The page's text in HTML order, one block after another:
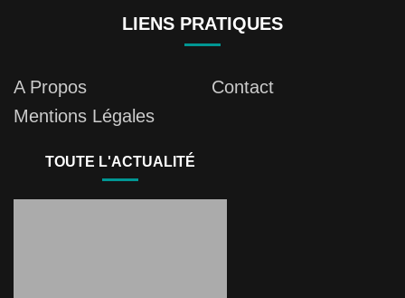
LIENS PRATIQUES
A Propos
Contact
Mentions Légales
TOUTE L'ACTUALITÉ